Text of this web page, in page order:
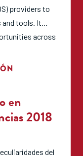
providers to
tools. It
across
in
en
2018
del